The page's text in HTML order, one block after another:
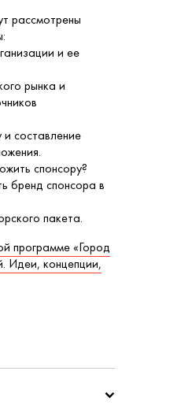
рассмотрены
и ее
рынка и
составление
спонсору?
бренд спонсора в
пакета.
программе «Город
Идеи, концепции,